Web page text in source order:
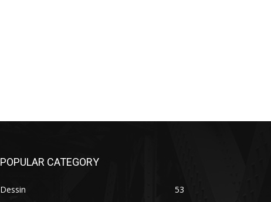
POPULAR CATEGORY
Dessin
53